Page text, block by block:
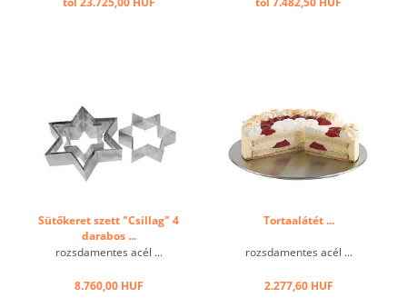
Sütőkeret szett "Csillag" 4
darabos ...
rozsdamentes acél ...
8.760,00 HUF
Tortaalátét ...
rozsdamentes acél ...
2.277,60 HUF